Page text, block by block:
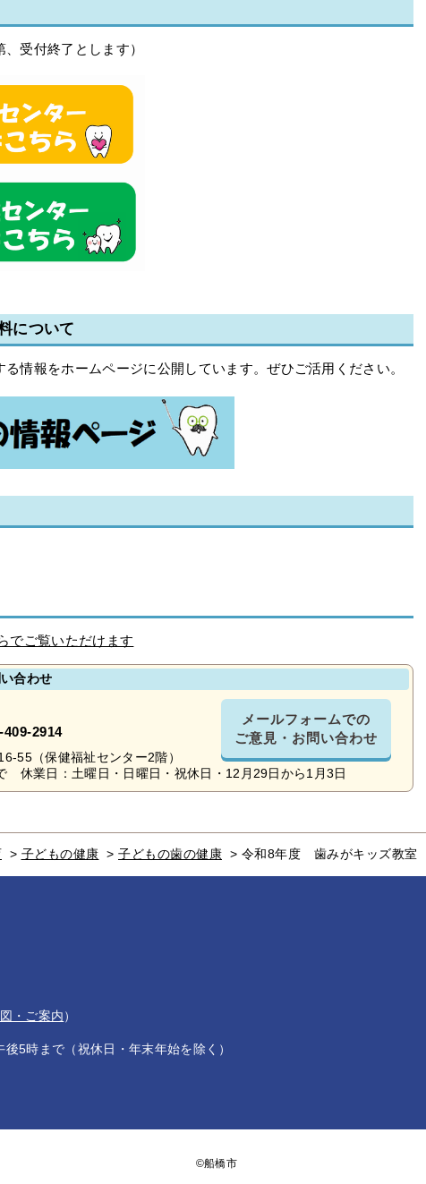
受付終了とします）
について
情報をホームページに公開しています。ぜひご活用ください。
でご覧いただけます
合わせ
409-2914
メールフォームでの
ご意見・お問い合わせ
55（保健福祉センター2階）
休業日：土曜日・日曜日・祝休日・12月29日から1月3日
> 子どもの健康 > 子どもの歯の健康 > 令和8年度 歯みがキッズ教室
・ご案内）
5時まで（祝休日・年末年始を除く）
©船橋市